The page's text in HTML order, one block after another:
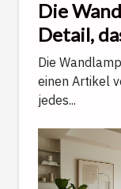
Die
Detail,
veredelt
Die
einen Artikel
jedes...